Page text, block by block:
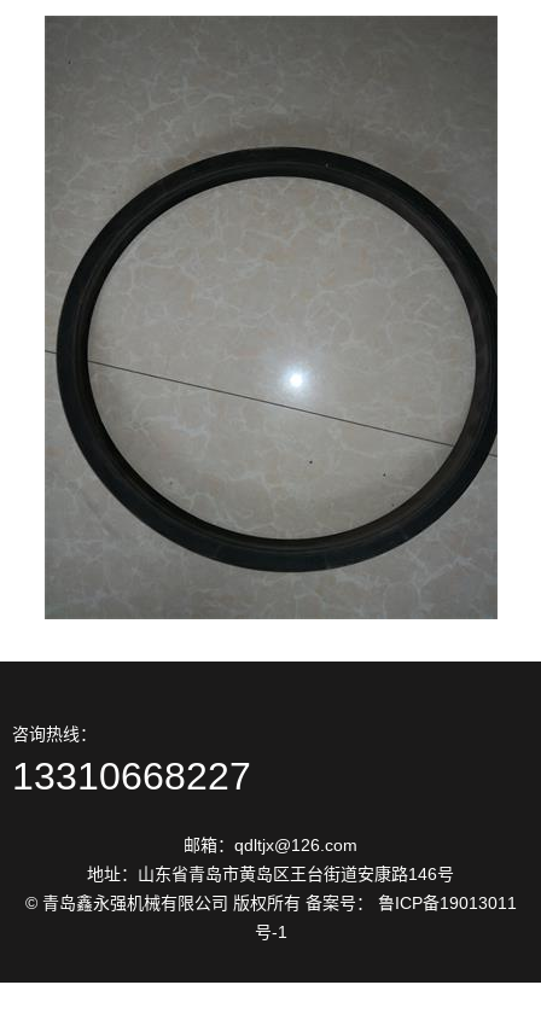
咨询热线：
13310668227
邮箱：qdltjx@126.com
地址：山东省青岛市黄岛区王台街道安康路146号
© 青岛鑫永强机械有限公司 版权所有 备案号： 鲁ICP备19013011
号-1